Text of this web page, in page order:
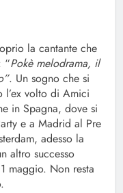
la cantante che
“Pokè melodrama, il
. Un sogno che si
l’ex volto di Amici
in Spagna, dove si
e a Madrid al Pre
adesso la
altro successo
maggio. Non resta